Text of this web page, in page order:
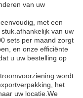
van uw
met een
van uw
sets per maand zorgt
en onze efficiënte
u uw bestelling op
wordt
het
uw locatie.We